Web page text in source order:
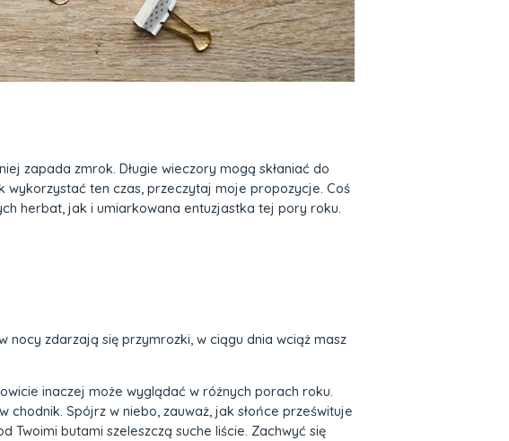
zapada zmrok. Długie wieczory mogą skłaniać do
wykorzystać ten czas, przeczytaj moje propozycje. Coś
herbat, jak i umiarkowana entuzjastka tej pory roku.
nocy zdarzają się przymrozki, w ciągu dnia wciąż masz
inaczej może wyglądać w różnych porach roku.
chodnik. Spójrz w niebo, zauważ, jak słońce prześwituje
butami szeleszczą suche liście. Zachwyć się